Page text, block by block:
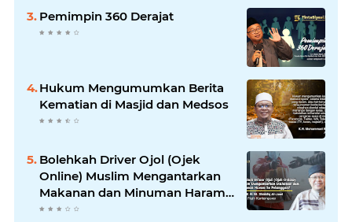
Pemimpin 360 Derajat
Hukum Mengumumkan Berita
Kematian di Masjid dan Medsos
Bolehkah Driver Ojol (Ojek
Online) Muslim Mengantarkan
Makanan dan Minuman Haram
ke Pelanggan?